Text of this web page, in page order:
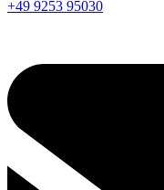
+49 9253 95030